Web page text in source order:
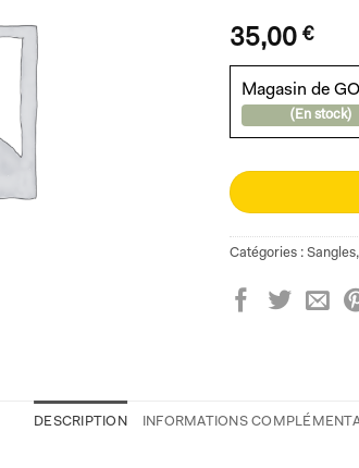
35,00 €
Magasin de
(En stock)
Catégories : Sangles,
DESCRIPTION INFORMATIONS